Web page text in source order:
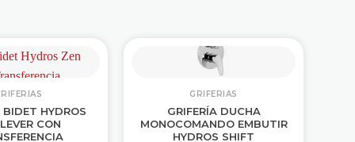
BIDET HYDROS
CON
GRIFERIAS
GRIFERÍA DUCHA
MONOCOMANDO EMBUTIR
HYDROS SHIFT